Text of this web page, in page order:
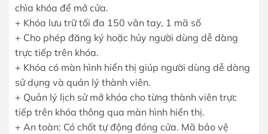
chìa khóa để mở cửa.
+ Khóa lưu trữ tối đa 150 vân tay, 1 mã số
+ Cho phép đăng ký hoặc hủy người dùng dễ dàng
trực tiếp trên khóa.
+ Khóa có màn hình hiển thị giúp người dùng dễ dàng
sử dụng và quản lý thành viên.
+ Quản lý lịch sử mở khóa cho từng thành viên trực
tiếp trên khóa thông qua màn hình hiển thị.
+ An toàn: Có chốt tự động đóng cửa. Mã bảo vệ